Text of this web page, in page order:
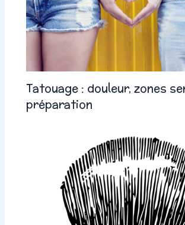
Tatouage : douleur, zones
préparation